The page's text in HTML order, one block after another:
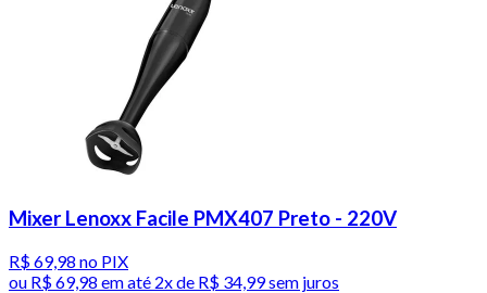
Mixer Lenoxx Facile PMX407 Preto - 220V
R$ 69,98 no PIX
ou R$ 69,98 em até 2x de R$ 34,99 sem juros